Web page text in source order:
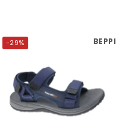
-29% BEPPI